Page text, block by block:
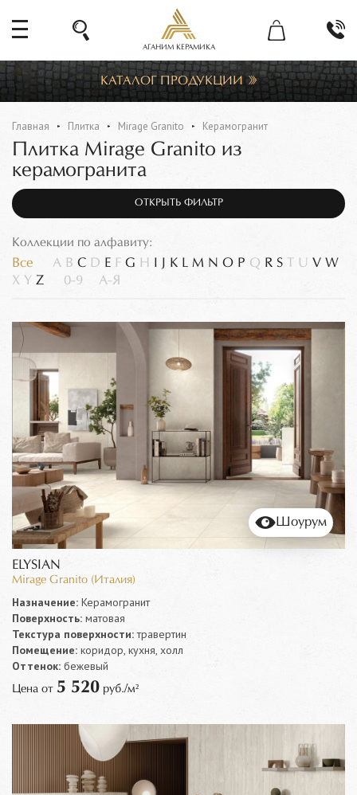
АГАНИМ КЕРАМИКА
КАТАЛОГ ПРОДУКЦИИ
Главная Плитка Mirage Granito Керамогранит
Плитка Mirage Granito из
керамогранита
ОТКРЫТЬ ФИЛЬТР
Коллекции по алфавиту:
Все A B C D E F G H J K L M N O P Q R S U V W
X Y Z 0-9 А-Я
Шоурум
ELYSIAN
Mirage Granito (Италия)
Назначение: Керамогранит
Поверхность: матовая
Текстура поверхности:травертин
Помещение: коридор, кухня, холл
Оттенок: бежевый
Цена от 5 520 руб./м²